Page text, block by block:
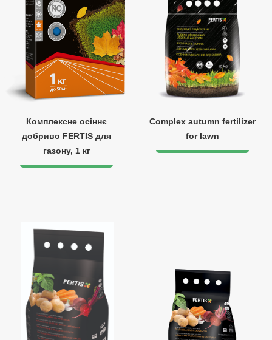
Комплексне осіннє
добриво FERTIS для
газону, 1 кг
Complex autumn fertilizer
for lawn